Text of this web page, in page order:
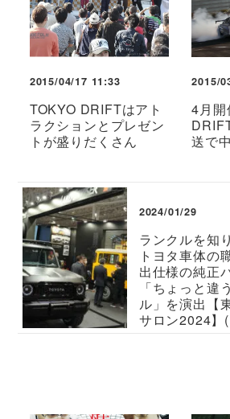
2015/04/17 11:33
TOKYO DRIFTはアト
ラクションとプレゼン
トが盛りだくさん
2015/
4月開
送で
2024/01/29
ランクルを知
トヨタ車体の
出仕様の純正
「ちょっと違
ル」を演出【
サロン2024】